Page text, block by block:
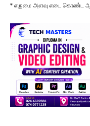
* எருமை அளவு எடை கொண்ட